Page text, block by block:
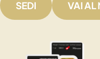
SEDI VAI AL